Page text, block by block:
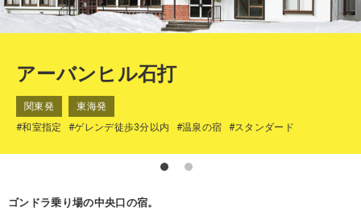
アーバンヒル石打
関東発
東海発
#和室指定
#ゲレンデ徒歩3分以内 #温泉の宿 #スタンダード
ゴンドラ乗り場の中央口の宿。